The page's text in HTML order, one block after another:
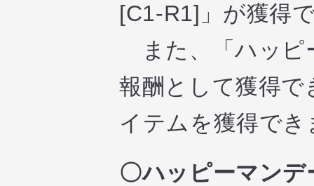
[C1-R1]」が獲得
また、「ハッピ
報酬として獲得
イテムを獲得でき
〇ハッピーマン